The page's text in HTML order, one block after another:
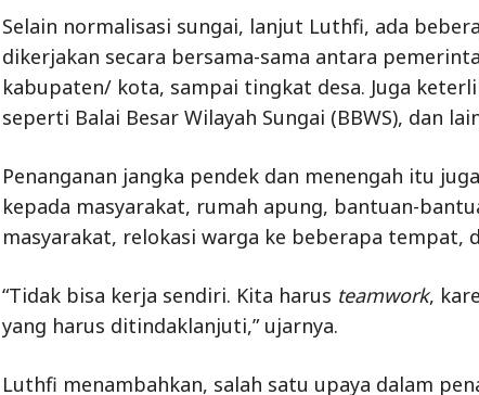
Selain normalisasi sungai, lanjut Luthfi, ada
dikerjakan secara bersama-sama antara
kabupaten/ kota, sampai tingkat desa. Juga
seperti Balai Besar Wilayah Sungai (BBWS), dan
Penanganan jangka pendek dan menengah itu
kepada masyarakat, rumah apung, bantuan-
masyarakat, relokasi warga ke beberapa tempat,
“Tidak bisa kerja sendiri. Kita harus teamwork,
yang harus ditindaklanjuti,” ujarnya.
Luthfi menambahkan, salah satu upaya dalam